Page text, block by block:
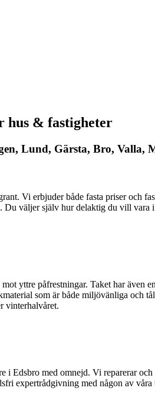
hus & fastigheter
Lund, Gärsta, Bro, Valla,
Vi erbjuder både fasta priser och
väljer själv hur delaktig du vill
yttre påfrestningar. Taket har
som är både miljövänliga och
vinterhalvåret.
Edsbro med omnejd. Vi reparerar
expertrådgivning med någon av